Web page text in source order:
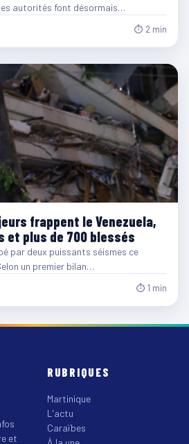
autorités font désormais…
⏱ 2 min
frappent le Venezuela,
et plus de 700 blessés
par deux puissants séismes ce
un premier bilan…
⏱ 1 min
et
RUBRIQUES
Martinique
L'actu
Caraïbes